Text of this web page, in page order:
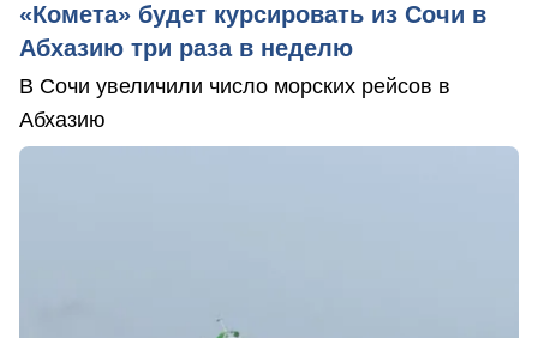
«Комета» будет курсировать из Сочи в
Абхазию три раза в неделю
В Сочи увеличили число морских рейсов в
Абхазию